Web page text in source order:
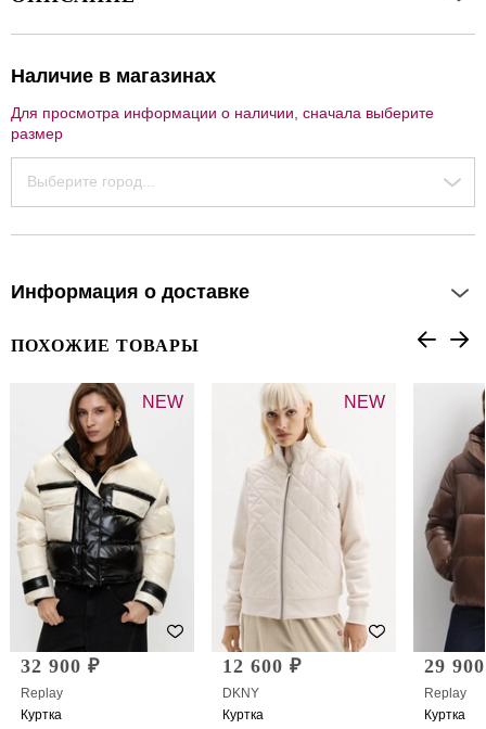
Наличие в магазинах
Для просмотра информации о наличии, сначала выберите
размер
Выберите город...
Информация о доставке
ПОХОЖИЕ ТОВАРЫ
NEW
32 900 ₽
Replay
Куртка
NEW
12 600 ₽
DKNY
Куртка
29
Replay
Куртка